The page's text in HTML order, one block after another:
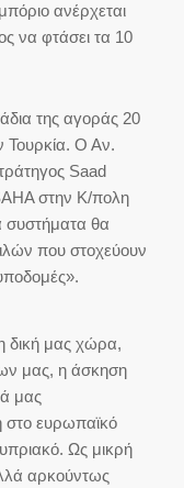
ανέρχεται
να φτάσει τα 10
της αγοράς 20
Τουρκία. Ο Αν.
Saad
στην Κ/πολη
συστήματα θα
που στοχεύουν
δική μας χώρα,
μας, η άσκηση
μας
στο ευρωπαϊκό
Ως μικρή
αρκούντως